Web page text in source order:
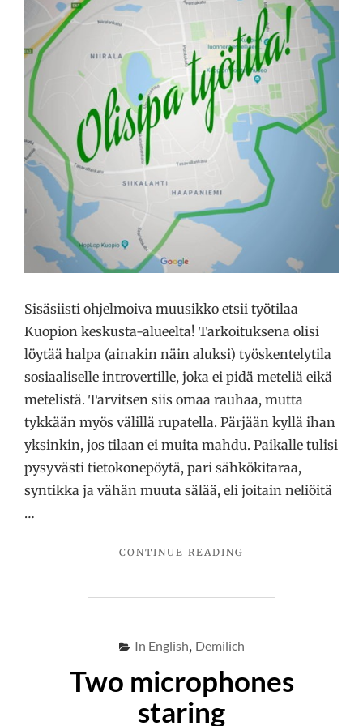
Sisäsiisti ohjelmoiva muusikko etsii työtilaa
Kuopion keskusta-alueelta! Tarkoituksena olisi
löytää halpa (ainakin näin aluksi) työskentelytila
sosiaaliselle introvertille, joka ei pidä meteliä eikä
metelistä. Tarvitsen siis omaa rauhaa, mutta
tykkään myös välillä rupatella. Pärjään kyllä ihan
yksinkin, jos tilaan ei muita mahdu. Paikalle tulisi
pysyvästi tietokonepöytä, pari sähkökitaraa,
syntikka ja vähän muuta sälää, eli joitain neliöitä
…
CONTINUE READING
In English, Demilich
Two microphones
staring